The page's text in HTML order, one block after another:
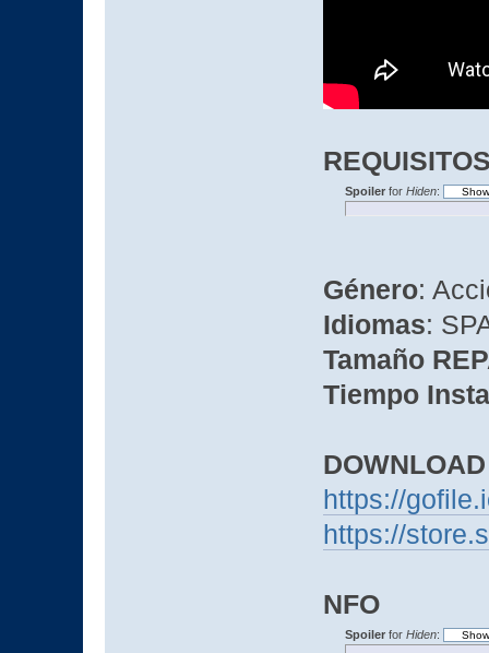
Spoilerfor Hiden:
Género:
Idiomas:
Tamaño
Tiempo
DOWNLOAD
https://
https://
NFO
Spoilerfor Hiden: